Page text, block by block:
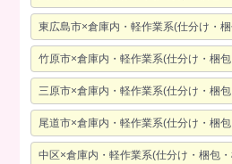
東広島市×倉庫内・軽作業系(仕分け・
竹原市×倉庫内・軽作業系(仕分け・梱
三原市×倉庫内・軽作業系(仕分け・梱
尾道市×倉庫内・軽作業系(仕分け・梱
中区×倉庫内・軽作業系(仕分け・梱包